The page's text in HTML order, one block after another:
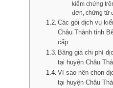
kiểm chứng
đơn, chứng từ
Các gói dịch vụ
Châu Thành tỉnh
cấp
Bảng giá chi phí
tại huyện Châu
Vì sao nên chọn
tại huyện Châu